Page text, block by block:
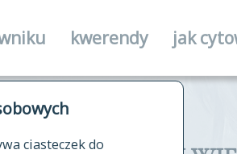
ciasteczek do
kwerendy jak